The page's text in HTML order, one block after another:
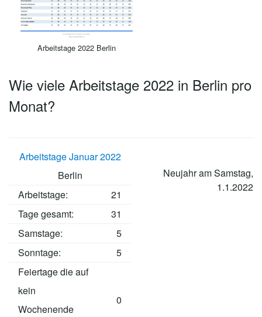
Arbeitstage 2022 Berlin
Wie viele Arbeitstage 2022 in Berlin pro
Monat?
Arbeitstage Januar 2022
Berlin
Arbeitstage:
21
Tage gesamt:
31
Samstage:
5
Sonntage:
5
Feiertage die auf
kein
Wochenende
0
Neujahr am Samstag,
1.1.2022